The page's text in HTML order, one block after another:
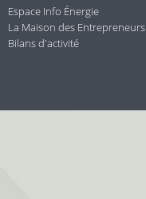
Espace Info Énergie
La Maison des Entrepreneurs
Bilans d'activité